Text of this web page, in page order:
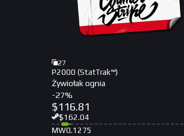
27
P2000 (StatTrak™)
Żywiołak ognia
-27%
$116.81
$162.04
MW0.1275